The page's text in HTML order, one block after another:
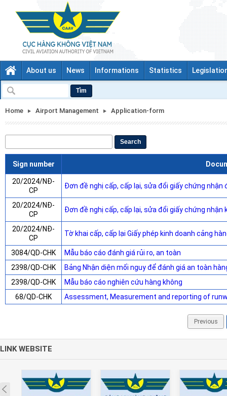
About us News Informations Statistics
Tìm
Home Airport Management Application-form
Search
Sign number
20/2024/NĐ-
CP
Đơn đề nghị cấp, cấp lại, sửa đổi giấy chứng nhận
20/2024/NĐ-
CP
Đơn đề nghị cấp, cấp lại, sửa đổi giấy chứng nhận
20/2024/NĐ-
CP
Tờ khai cấp, cấp lại Giấy phép kinh doanh cảng
3084/QD-CHK
Mẫu báo cáo đánh giá rủi ro, an toàn
2398/QD-CHK
Bảng Nhận diện mối nguy để đánh giá an toàn
2398/QD-CHK
Mẫu báo cáo nghiên cứu hàng không
68/QD-CHK
Assessment, Measurement and reporting of
Previous
LINK WEBSITE
Prev